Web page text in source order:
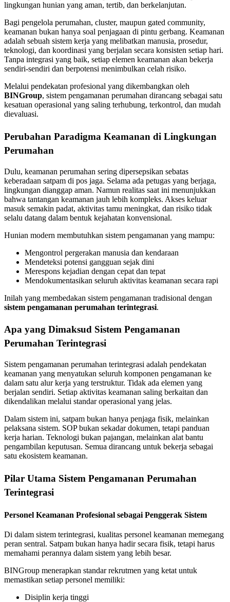
lingkungan hunian yang aman, tertib, dan berkelanjutan.
Bagi pengelola perumahan, cluster, maupun gated community,
keamanan bukan hanya soal penjagaan di pintu gerbang. Keamanan
adalah sebuah sistem kerja yang melibatkan manusia, prosedur,
teknologi, dan koordinasi yang berjalan secara konsisten setiap hari.
Tanpa integrasi yang baik, setiap elemen keamanan akan bekerja
sendiri-sendiri dan berpotensi menimbulkan celah risiko.
Melalui pendekatan profesional yang dikembangkan oleh
BINGroup, sistem pengamanan perumahan dirancang sebagai satu
kesatuan operasional yang saling terhubung, terkontrol, dan mudah
dievaluasi.
Perubahan Paradigma Keamanan di Lingkungan
Perumahan
Dulu, keamanan perumahan sering dipersepsikan sebatas
keberadaan satpam di pos jaga. Selama ada petugas yang berjaga,
lingkungan dianggap aman. Namun realitas saat ini menunjukkan
bahwa tantangan keamanan jauh lebih kompleks. Akses keluar
masuk semakin padat, aktivitas tamu meningkat, dan risiko tidak
selalu datang dalam bentuk kejahatan konvensional.
Hunian modern membutuhkan sistem pengamanan yang mampu:
Mengontrol pergerakan manusia dan kendaraan
Mendeteksi potensi gangguan sejak dini
Merespons kejadian dengan cepat dan tepat
Mendokumentasikan seluruh aktivitas keamanan secara rapi
Inilah yang membedakan sistem pengamanan tradisional dengan
sistem pengamanan perumahan terintegrasi.
Apa yang Dimaksud Sistem Pengamanan
Perumahan Terintegrasi
Sistem pengamanan perumahan terintegrasi adalah pendekatan
keamanan yang menyatukan seluruh komponen pengamanan ke
dalam satu alur kerja yang terstruktur. Tidak ada elemen yang
berjalan sendiri. Setiap aktivitas keamanan saling berkaitan dan
dikendalikan melalui standar operasional yang jelas.
Dalam sistem ini, satpam bukan hanya penjaga fisik, melainkan
pelaksana sistem. SOP bukan sekadar dokumen, tetapi panduan
kerja harian. Teknologi bukan pajangan, melainkan alat bantu
pengambilan keputusan. Semua dirancang untuk bekerja sebagai
satu ekosistem keamanan.
Pilar Utama Sistem Pengamanan Perumahan
Terintegrasi
Personel Keamanan Profesional sebagai Penggerak Sistem
Di dalam sistem terintegrasi, kualitas personel keamanan memegang
peran sentral. Satpam bukan hanya hadir secara fisik, tetapi harus
memahami perannya dalam sistem yang lebih besar.
BINGroup menerapkan standar rekrutmen yang ketat untuk
memastikan setiap personel memiliki:
Disiplin kerja tinggi